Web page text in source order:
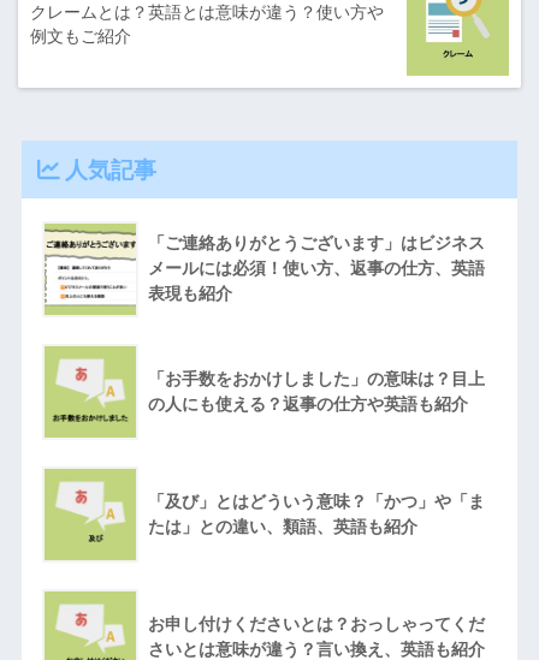
クレームとは？英語とは意味が違う？使い方や
例文もご紹介
人気記事
「ご連絡ありがとうございます」はビジネス
メールには必須！使い方、返事の仕方、英語
表現も紹介
「お手数をおかけしました」の意味は？目上
の人にも使える？返事の仕方や英語も紹介
「及び」とはどういう意味？「かつ」や「ま
たは」との違い、類語、英語も紹介
お申し付けくださいとは？おっしゃってくだ
さいとは意味が違う？言い換え、英語も紹介